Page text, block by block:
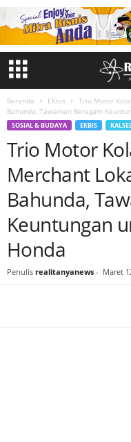
Beranda EKbis
Trio Motor
Bahunda, Tawarkan Beragam
SOSIAL & BUDAYA EKBIS
Trio Motor
Merchant
Bahunda,
Keuntungan
Honda
Penulis realitanyanews - Maret